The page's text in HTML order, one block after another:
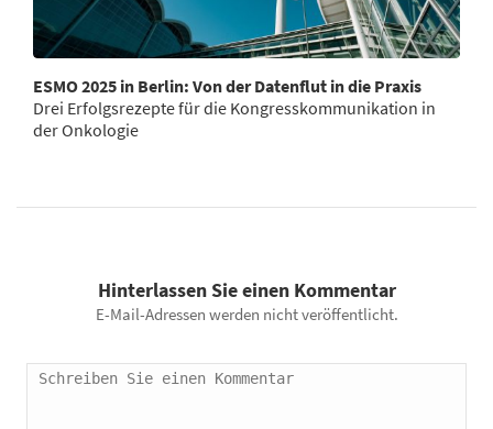
ESMO 2025 in Berlin: Von der Datenflut in die Praxis
Drei Erfolgsrezepte für die Kongresskommunikation in
der Onkologie
Hinterlassen Sie einen Kommentar
E-Mail-Adressen werden nicht veröffentlicht.